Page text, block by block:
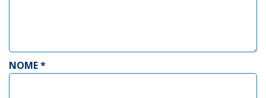
NOME*